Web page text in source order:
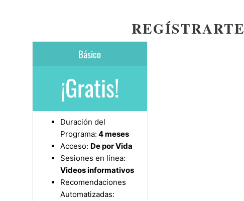
REGÍSTRARTE
Básico
¡Gratis!
Duración del
Programa: 4 meses
Acceso: De por Vida
Sesiones en línea:
Videos informativos
Recomendaciones
Automatizadas: